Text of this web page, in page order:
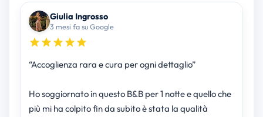
Giulia Ingrosso
3 mesi fa su Google
“Accoglienza rara e cura per ogni dettaglio”
Ho soggiornato in questo B&B per 1 notte e quello che
più mi ha colpito fin da subito è stata la qualità